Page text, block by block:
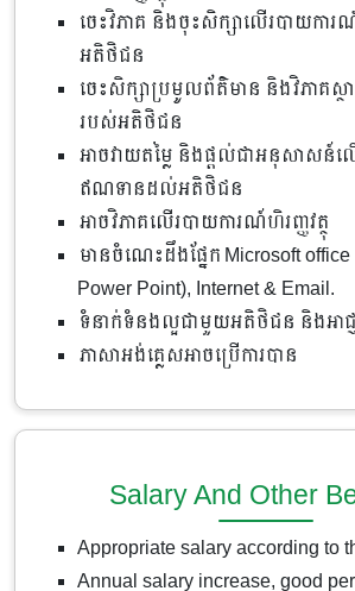
ចេះវិភាគ និងចុះសិក្សាលើរបាយក
អតិថិជន
ចេះសិក្សាប្រមូលព័ត៌មាន និងវិភាគស្ថា
របស់អតិថិជន
អាចវាយតម្លៃ និងផ្តល់ជាអនុសាសន៍
ឥណទានដល់អតិថិជន
អាចវិភាគលើរបាយការណ៍ហិរញ្ញវត្ថុ
មានចំណេះដឹងផ្នែក Microsoft office
Power Point), Internet & Email.
ទំនាក់ទំនងល្អជាមួយអតិថិជន និង​អាជ្ញ
ភាសា​អង់គ្លេស​អាច​ប្រើការ​បាន
Salary And Other
Appropriate salary according to
Annual salary increase, good